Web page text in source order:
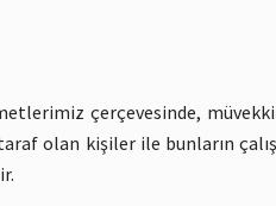
çerçevesinde,
olan kişiler ile bunların